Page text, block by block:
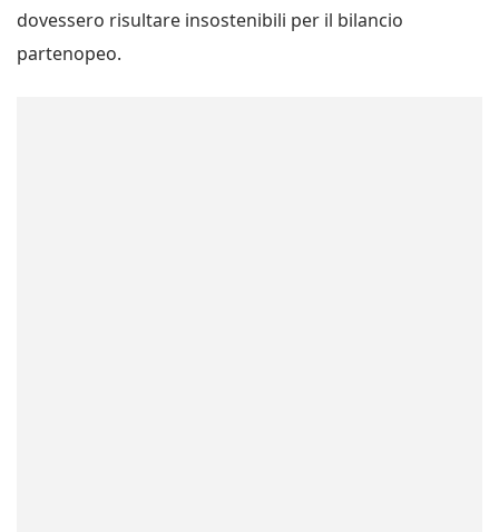
dovessero risultare insostenibili per il bilancio
partenopeo.